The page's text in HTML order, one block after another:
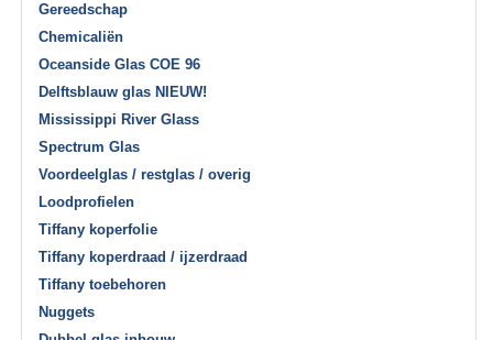
Gereedschap
Chemicaliën
Oceanside Glas COE 96
Delftsblauw glas NIEUW!
Mississippi River Glass
Spectrum Glas
Voordeelglas / restglas / overig
Loodprofielen
Tiffany koperfolie
Tiffany koperdraad / ijzerdraad
Tiffany toebehoren
Nuggets